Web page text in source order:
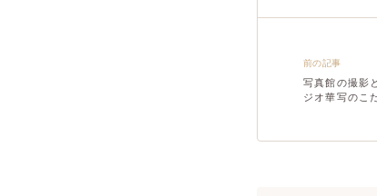
前の記事
写真館の撮影
ジオ華写のこ